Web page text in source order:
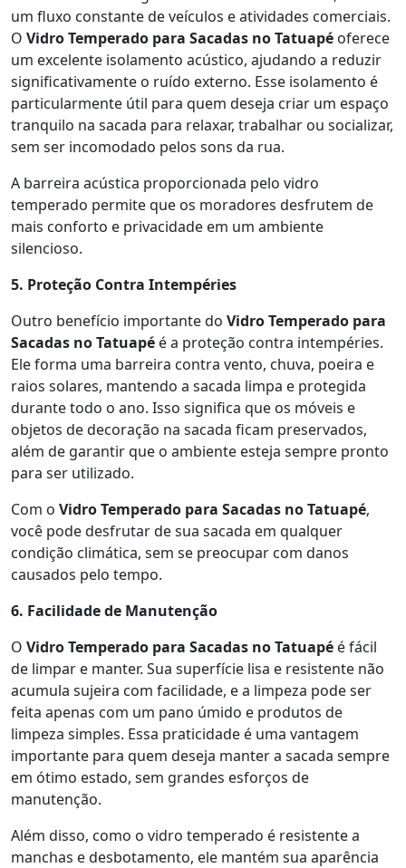
um fluxo constante de veículos e atividades comerciais.
O Vidro Temperado para Sacadas no Tatuapé oferece
um excelente isolamento acústico, ajudando a reduzir
significativamente o ruído externo. Esse isolamento é
particularmente útil para quem deseja criar um espaço
tranquilo na sacada para relaxar, trabalhar ou socializar,
sem ser incomodado pelos sons da rua.
A barreira acústica proporcionada pelo vidro
temperado permite que os moradores desfrutem de
mais conforto e privacidade em um ambiente
silencioso.
5. Proteção Contra Intempéries
Outro benefício importante do Vidro Temperado para
Sacadas no Tatuapé é a proteção contra intempéries.
Ele forma uma barreira contra vento, chuva, poeira e
raios solares, mantendo a sacada limpa e protegida
durante todo o ano. Isso significa que os móveis e
objetos de decoração na sacada ficam preservados,
além de garantir que o ambiente esteja sempre pronto
para ser utilizado.
Com o Vidro Temperado para Sacadas no Tatuapé,
você pode desfrutar de sua sacada em qualquer
condição climática, sem se preocupar com danos
causados pelo tempo.
6. Facilidade de Manutenção
O Vidro Temperado para Sacadas no Tatuapé é fácil
de limpar e manter. Sua superfície lisa e resistente não
acumula sujeira com facilidade, e a limpeza pode ser
feita apenas com um pano úmido e produtos de
limpeza simples. Essa praticidade é uma vantagem
importante para quem deseja manter a sacada sempre
em ótimo estado, sem grandes esforços de
manutenção.
Além disso, como o vidro temperado é resistente a
manchas e desbotamento, ele mantém sua aparência